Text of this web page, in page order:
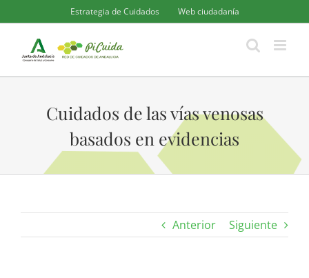
al
contenido
Estrategia de Cuidados Web ciudadanía
Cuidados de las vías venosas
basados en evidencias
Anterior Siguiente